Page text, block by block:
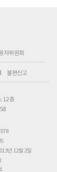
자위원회
불편신고
12층
년 12월 2일